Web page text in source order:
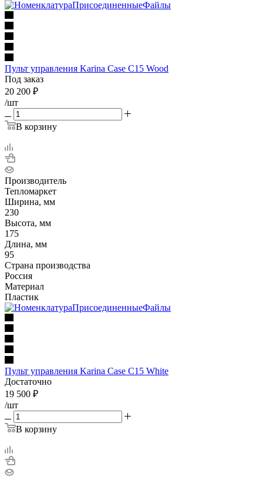
Пульт управления Karina Case C15 Wood
Под заказ
20 200 ₽
/шт
В корзину
Производитель
Тепломаркет
Ширина, мм
230
Высота, мм
175
Длина, мм
95
Страна производства
Россия
Материал
Пластик
Пульт управления Karina Case C15 White
Достаточно
19 500 ₽
/шт
В корзину